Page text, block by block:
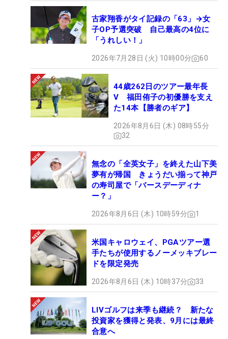
古家翔香がタイ記録の「63」→女
子OP予選突破 自己最高の4位に
「うれしい！」
2026年7月28日 (火) 10時00分 60
44歳262日のツアー最年長
V 福田侑子の初優勝を支え
た14本【勝者のギア】
2026年8月6日 (木) 08時55分
32
無念の「全英女子」を終えた山下美
夢有が帰国 きょうだい揃って神戸
の寿司屋で「バースデーディナ
ー？」
2026年8月6日 (木) 10時59分 1
米国キャロウェイ、PGAツアー選
手たちが使用するノーメッキブレー
ドを限定発売
2026年8月6日 (木) 10時37分 33
LIVゴルフは来季も継続？ 新たな
投資家を獲得と発表、9月には最終
合意へ